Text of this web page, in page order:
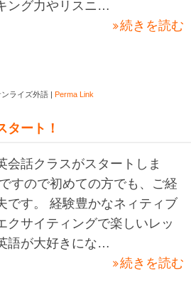
ング力やリスニ…
続きを読む
ンライズ外語 Perma Link
タート！
会話クラスがスタートしま
すので初めての方でも、ご経
です。 経験豊かなネィティブ
クサイティングで楽しいレッ
語が大好きにな…
続きを読む